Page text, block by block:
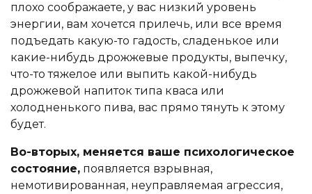
плохо соображаете, у вас низкий уровень
энергии, вам хочется прилечь, или все время
подъедать какую-то гадость, сладенькое или
какие-нибудь дрожжевые продукты, выпечку,
что-то тяжелое или выпить какой-нибудь
дрожжевой напиток типа кваса или
холодненького пива, вас прямо тянуть к этому
будет.
Во-вторых, меняется ваше психологическое
состояние, появляется взрывная,
немотивированная, неуправляемая агрессия,